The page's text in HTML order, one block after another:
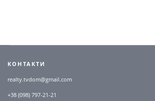
КОНТАКТИ
realty.tvdom@gmail.com
+38 (098) 797-21-21